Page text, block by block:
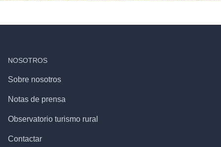
NOSOTROS
Sobre nosotros
Notas de prensa
Observatorio turismo rural
Contactar